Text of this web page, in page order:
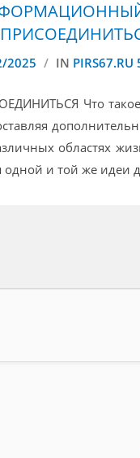
2025 / IN PIRS67.RU
Что
областях
и той же идеи